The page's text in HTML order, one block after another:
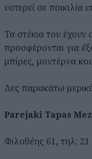
υστερεί σε ποικιλία
Τα στέκια του έχουν
προσφέρονται για
μπίρες, μοντέρνα
Δες παρακάτω
Parejaki Tapas
Φιλοθέης 61, τηλ: